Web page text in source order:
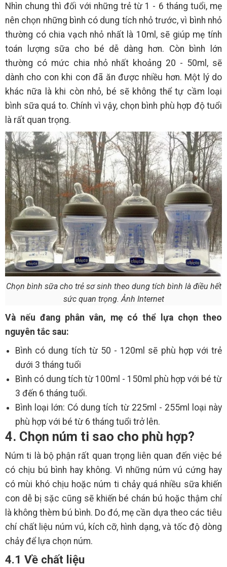
Nhìn chung thì đối với những trẻ từ 1 - 6 tháng tuổi, mẹ
nên chọn những bình có dung tích nhỏ trước, vì bình nhỏ
thường có chia vạch nhỏ nhất là 10ml, sẽ giúp mẹ tính
toán lượng sữa cho bé dễ dàng hơn. Còn bình lớn
thường có mức chia nhỏ nhất khoảng 20 - 50ml, sẽ
dành cho con khi con đã ăn được nhiều hơn. Một lý do
khác nữa là khi còn nhỏ, bé sẽ không thể tự cầm loại
bình sữa quá to. Chính vì vậy, chọn bình phù hợp độ tuổi
là rất quan trọng.
Chọn bình sữa cho trẻ sơ sinh theo dung tích bình là điều hết
sức quan trọng. Ảnh Internet
Và nếu đang phân vân, mẹ có thể lựa chọn theo
nguyên tắc sau:
Bình có dung tích từ 50 - 120ml sẽ phù hợp với trẻ
dưới 3 tháng tuổi
Bình có dung tích từ 100ml - 150ml phù hợp với bé từ
3 đến 6 tháng tuổi.
Bình loại lớn: Có dung tích từ 225ml - 255ml loại này
phù hợp với bé từ 6 tháng tuổi trở lên.
4. Chọn núm ti sao cho phù hợp?
Núm ti là bộ phận rất quan trọng liên quan đến việc bé
có chịu bú bình hay không. Vì những núm vú cứng hay
có mùi khó chịu hoặc núm ti chảy quá nhiều sữa khiến
con dễ bị sặc cũng sẽ khiến bé chán bú hoặc thậm chí
là không thèm bú bình. Do đó, mẹ cần dựa theo các tiêu
chí chất liệu núm vú, kích cỡ, hình dạng, và tốc độ dòng
chảy để lựa chọn núm.
4.1 Về chất liệu